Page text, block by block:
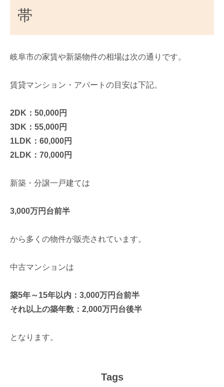
帯
岐阜市の家賃や新築物件の相場は次の通りです。
賃貸マンション・アパートの目安は下記。
2DK：50,000円
3DK：55,000円
1LDK：60,000円
2LDK：70,000円
新築・分譲一戸建ては
3,000万円台前半
から多くの物件が販売されています。
中古マンションは
築5年～15年以内：3,000万円台前半
それ以上の築年数：2,000万円台後半
となります。
Tags